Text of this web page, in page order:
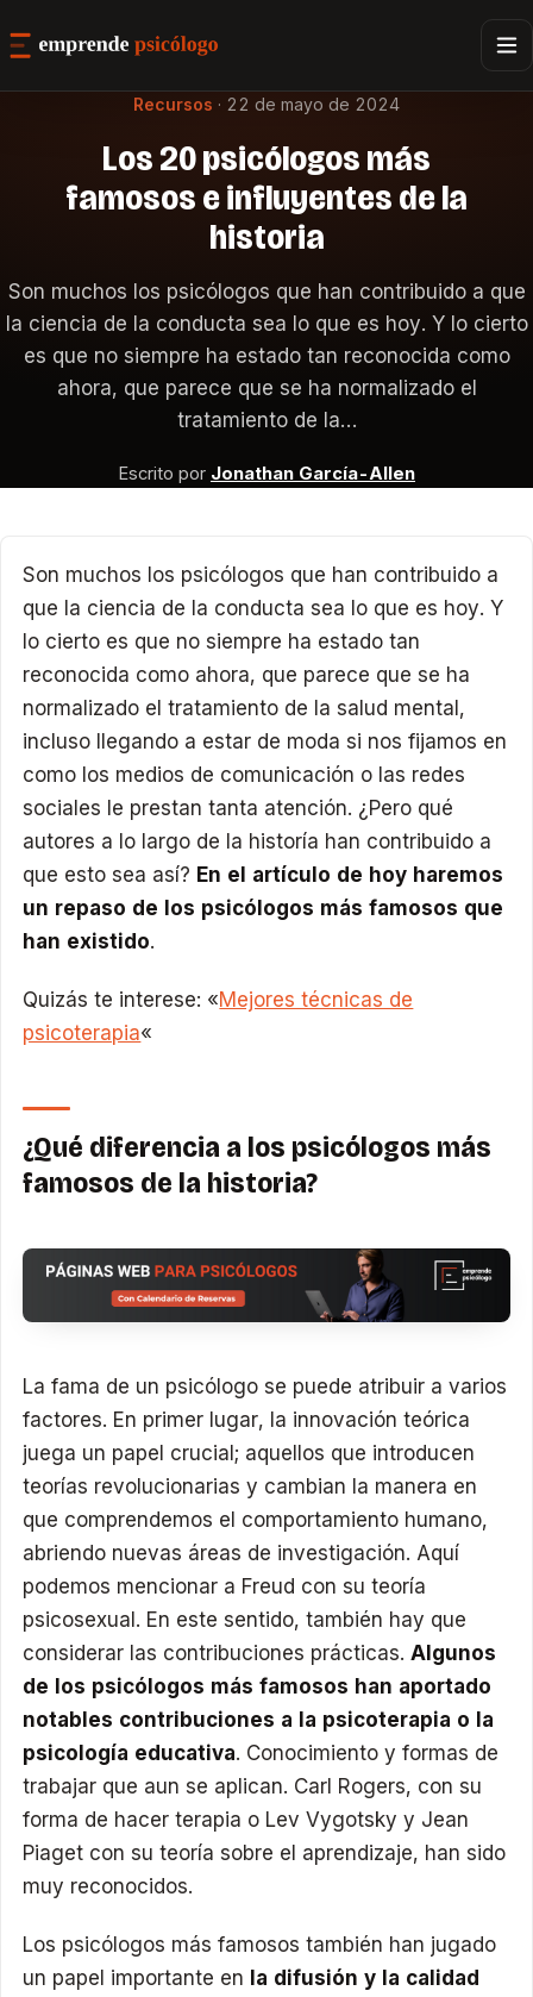
Recursos · 22 de mayo de 2024
Los 20 psicólogos más
famosos e influyentes de la
historia
Son muchos los psicólogos que han contribuido a que
la ciencia de la conducta sea lo que es hoy. Y lo cierto
es que no siempre ha estado tan reconocida como
ahora, que parece que se ha normalizado el
tratamiento de la…
Escrito por Jonathan García-Allen
Son muchos los psicólogos que han contribuido a
que la ciencia de la conducta sea lo que es hoy. Y
lo cierto es que no siempre ha estado tan
reconocida como ahora, que parece que se ha
normalizado el tratamiento de la salud mental,
incluso llegando a estar de moda si nos fijamos en
como los medios de comunicación o las redes
sociales le prestan tanta atención. ¿Pero qué
autores a lo largo de la historía han contribuido a
que esto sea así? En el artículo de hoy haremos
un repaso de los psicólogos más famosos que
han existido.
Quizás te interese: «Mejores técnicas de
psicoterapia«
¿Qué diferencia a los psicólogos más
famosos de la historia?
La fama de un psicólogo se puede atribuir a varios
factores. En primer lugar, la innovación teórica
juega un papel crucial; aquellos que introducen
teorías revolucionarias y cambian la manera en
que comprendemos el comportamiento humano,
abriendo nuevas áreas de investigación. Aquí
podemos mencionar a Freud con su teoría
psicosexual. En este sentido, también hay que
considerar las contribuciones prácticas.Algunos
de los psicólogos más famosos han aportado
notables contribuciones a la psicoterapia o la
psicología educativa. Conocimiento y formas de
trabajar que aun se aplican. Carl Rogers, con su
forma de hacer terapia o Lev Vygotsky y Jean
Piaget con su teoría sobre el aprendizaje, han sido
muy reconocidos.
Los psicólogos más famosos también han jugado
un papel importante en la difusión y la calidad